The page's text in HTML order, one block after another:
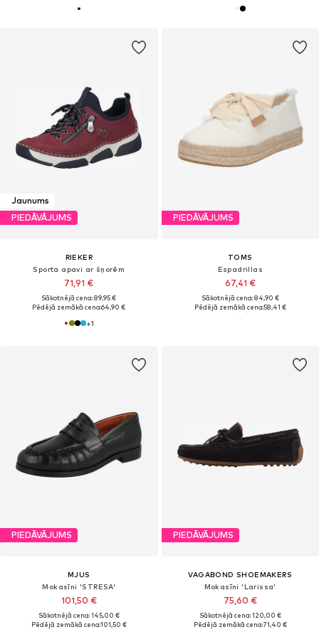
Jaunums
PIEDĀVĀJUMS
RIEKER
Sporta apavi ar šņorēm
71,91 €
Sākotnējā cena: 89,95 €
Pēdējā zemākā cena:64,90 €
+1
PIEDĀVĀJUMS
TOMS
Espadrillas
67,41 €
Sākotnējā cena: 84,90 €
Pēdējā zemākā cena:58,41 €
PIEDĀVĀJUMS
MJUS
Mokasīni 'STRESA'
101,50 €
Sākotnējā cena: 145,00 €
Pēdējā zemākā cena:101,50 €
PIEDĀVĀJUMS
VAGABOND SHOEMAKERS
Mokasīni 'Larissa'
75,60 €
Sākotnējā cena: 120,00 €
Pēdējā zemākā cena:71,40 €